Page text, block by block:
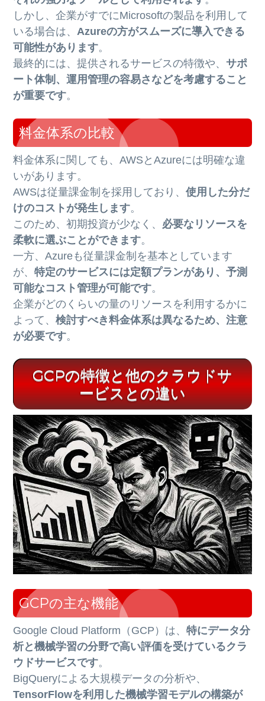
しかし、企業がすでにMicrosoftの製品を利用して
いる場合は、 Azureの方がスムーズに導入できる
可能性があります。
最終的には、提供されるサービスの特徴や、サポ
ート体制、運用管理の容易さなどを考慮すること
が重要です。
料金体系の比較
料金体系に関しても、AWSとAzureには明確な違
いがあります。
AWSは従量課金制を採用しており、使用した分だ
けのコストが発生します。
このため、初期投資が少なく、 必要なリソースを
柔軟に選ぶことができます。
一方、Azureも従量課金制を基本としています
が、特定のサービスには定額プランがあり、予測
可能なコスト管理が可能です。
企業がどのくらいの量のリソースを利用するかに
よって、検討すべき料金体系は異なるため、注意
が必要です。
GCPの特徴と他のクラウドサ
ービスとの違い
GCPの主な機能
Google Cloud Platform（GCP）は、特にデータ分
析と機械学習の分野で高い評価を受けているクラ
ウドサービスです。
BigQueryによる大規模データの分析や、
TensorFlowを利用した機械学習モデルの構築が